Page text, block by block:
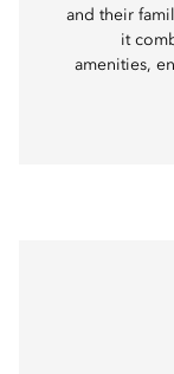
and their
it
amenities,